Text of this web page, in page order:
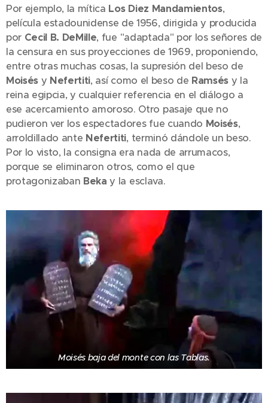
Por ejemplo, la mítica Los Diez Mandamientos,
película estadounidense de 1956, dirigida y producida
por Cecil B. DeMille, fue "adaptada" por los señores de
la censura en sus proyecciones de 1969, proponiendo,
entre otras muchas cosas, la supresión del beso de
Moisés y Nefertiti, así como el beso de Ramsésy la
reina egipcia, y cualquier referencia en el diálogo a
ese acercamiento amoroso. Otro pasaje que no
pudieron ver los espectadores fue cuando Moisés,
arroldillado ante Nefertiti, terminó dándole un beso.
Por lo visto, la consigna era nada de arrumacos,
porque se eliminaron otros, como el que
protagonizaban Beka y la esclava.
Moisés baja del monte con las Tablas.